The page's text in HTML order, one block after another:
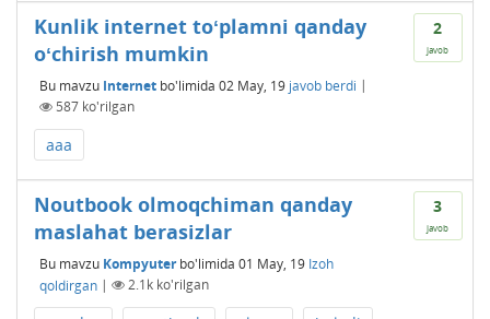
2
javob
Kunlik internet toʻplamni qanday
oʻchirish mumkin
Bu mavzu Internet bo'limida 02 May, 19 javob berdi |
587 ko'rilgan
aaa
3
javob
Noutbook olmoqchiman qanday
maslahat berasizlar
Bu mavzu Kompyuterbo'limida 01 May, 19 Izoh
qoldirgan | 2.1k ko'rilgan